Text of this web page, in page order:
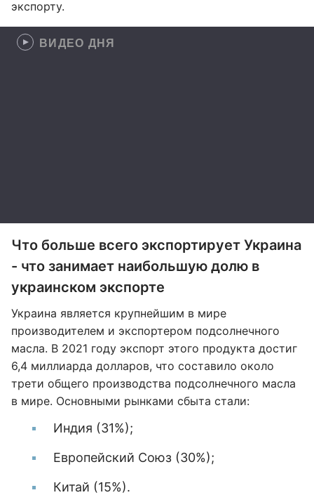
экспорту.
ВИДЕО ДНЯ
Что больше всего экспортирует Украина
- что занимает наибольшую долю в
украинском экспорте
Украина является крупнейшим в мире
производителем и экспортером подсолнечного
масла. В 2021 году экспорт этого продукта достиг
6,4 миллиарда долларов, что составило около
трети общего производства подсолнечного масла
в мире. Основными рынками сбыта стали:
Индия (31%);
Европейский Союз (30%);
Китай (15%).